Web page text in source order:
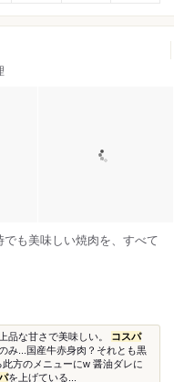
も美味しい焼肉を、すべて
品な甘さで美味しい。 コスパ
み...国産牛赤身肉？それとも黒
此方のメニューにw 醤油ダレに
を上げている...